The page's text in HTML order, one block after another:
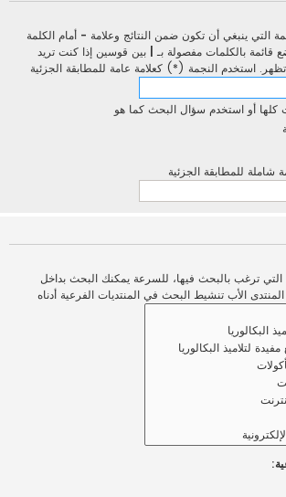
التي ينبغي أن تكون ضمن النتائج وعلامة - أمام الكلمة
قائمة بالكلمات مفصولة بـ
بين قوسين إذا كنت تريد
استخدم النجمة (*) كعلامة عامة للمطابقة الجزئية
كلها أو استخدم سؤال البحث كما هو
للمطابقة الجزئية
التي ترغب بالبحث فيها، للسرعة يمكنك البحث بداخل
المنتدى الأب تنشيط البحث في المنتديات الفرعية أدناه